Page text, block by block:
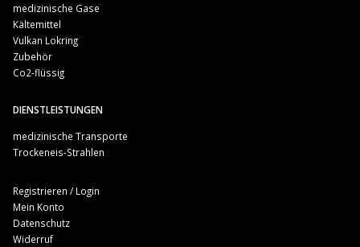
medizinische Gase
Kältemittel
Vulkan Lokring
Zubehör
Co2-flüssig
DIENSTLEISTUNGEN
medizinische Transporte
Trockeneis-Strahlen
Registrieren / Login
Mein Konto
Datenschutz
Widerruf